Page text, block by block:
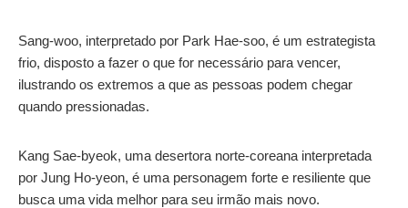
Sang-woo, interpretado por Park Hae-soo, é um estrategista
frio, disposto a fazer o que for necessário para vencer,
ilustrando os extremos a que as pessoas podem chegar
quando pressionadas.
Kang Sae-byeok, uma desertora norte-coreana interpretada
por Jung Ho-yeon, é uma personagem forte e resiliente que
busca uma vida melhor para seu irmão mais novo.